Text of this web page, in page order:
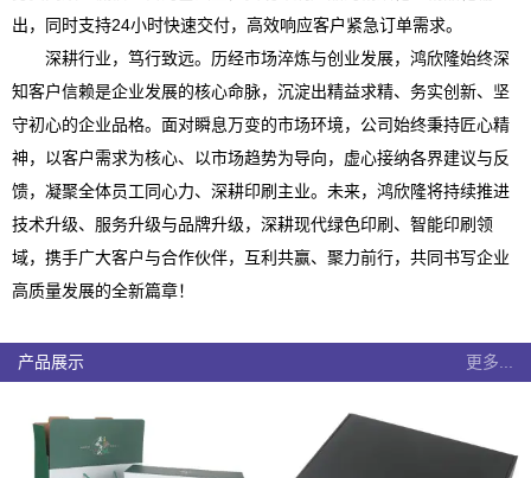
出，同时支持24小时快速交付，高效响应客户紧急订单需求。
深耕行业，笃行致远。历经市场淬炼与创业发展，鸿欣隆始终深
知客户信赖是企业发展的核心命脉，沉淀出精益求精、务实创新、坚
守初心的企业品格。面对瞬息万变的市场环境，公司始终秉持匠心精
神，以客户需求为核心、以市场趋势为导向，虚心接纳各界建议与反
馈，凝聚全体员工同心力、深耕印刷主业。未来，鸿欣隆将持续推进
技术升级、服务升级与品牌升级，深耕现代绿色印刷、智能印刷领
域，携手广大客户与合作伙伴，互利共赢、聚力前行，共同书写企业
高质量发展的全新篇章！
产品展示 更多...